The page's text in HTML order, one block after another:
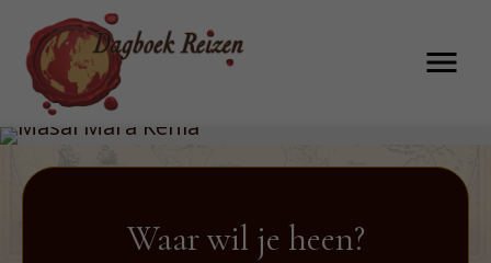
menu
Waar wil je heen?